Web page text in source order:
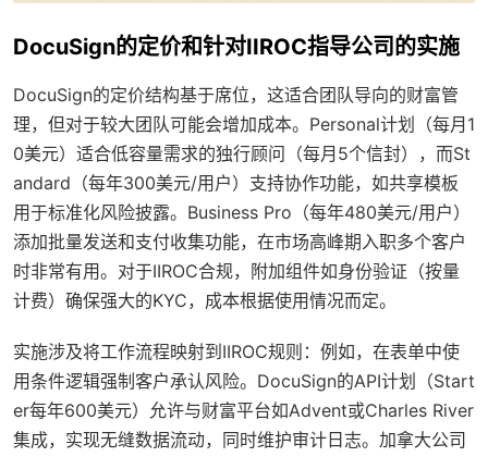
DocuSign的定价和针对IIROC指导公司的实施
DocuSign的定价结构基于席位，这适合团队导向的财富管
理，但对于较大团队可能会增加成本。Personal计划（每月1
0美元）适合低容量需求的独行顾问（每月5个信封），而St
andard（每年300美元/用户）支持协作功能，如共享模板
用于标准化风险披露。Business Pro（每年480美元/用户）
添加批量发送和支付收集功能，在市场高峰期入职多个客户
时非常有用。对于IIROC合规，附加组件如身份验证（按量
计费）确保强大的KYC，成本根据使用情况而定。
实施涉及将工作流程映射到IIROC规则：例如，在表单中使
用条件逻辑强制客户承认风险。DocuSign的API计划（Start
er每年600美元）允许与财富平台如Advent或Charles River
集成，实现无缝数据流动，同时维护审计日志。加拿大公司